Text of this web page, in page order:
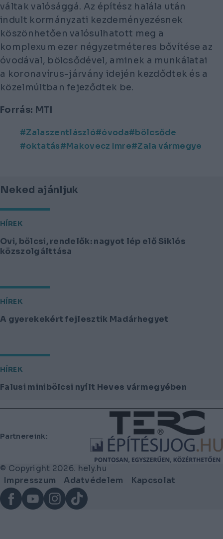
váltak valósággá. Az építész halála után
indult kormányzati kezdeményezésnek
köszönhetően valósulhatott meg a
komplexum ezer négyzetméteres bővítése az
óvodával, bölcsődével, aminek a munkálatai
a koronavírus-járvány idején kezdődtek és a
közelmúltban fejeződtek be.
Forrás: MTI
Zalaszentlászló óvoda
bölcsőde
oktatás
Makovecz Imre Zala vármegye
Neked ajánljuk
HÍREK
Ovi, bölcsi, rendelők: nagyot lép elő Siklós
közszolgálttása
HÍREK
A gyerekekért fejlesztik Madárhegyet
HÍREK
Falusi minibölcsi nyílt Heves vármegyében
Lábléc
Partnereink:
© Copyright 2026. hely.hu
Lábléc
menü
Impresszum Adatvédelem
Kapcsolat
FacebookYouTubeInstagram